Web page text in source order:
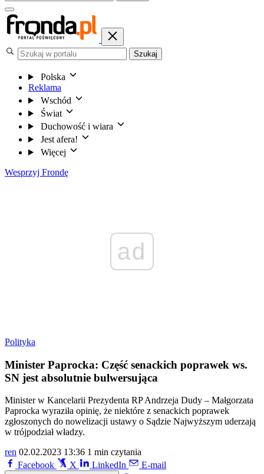
Szukaj
Polska
Reklama
Wschód
Świat
Duchowość i wiara
Jest afera!
Więcej
Wesprzyj Frondę
ad
Polityka
Minister Paprocka: Część senackich poprawek ws.
SN jest absolutnie bulwersująca
Minister w Kancelarii Prezydenta RP Andrzeja Dudy – Małgorzata
Paprocka wyraziła opinię, że niektóre z senackich poprawek
zgłoszonych do nowelizacji ustawy o Sądzie Najwyższym uderzają
w trójpodział władzy.
ren 02.02.2023 13:36 1 min czytania
Facebook
X LinkedIn E-mail